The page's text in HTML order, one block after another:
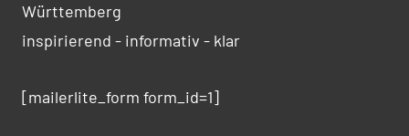
Württemberg
inspirierend - informativ - klar
[mailerlite_form form_id=1]